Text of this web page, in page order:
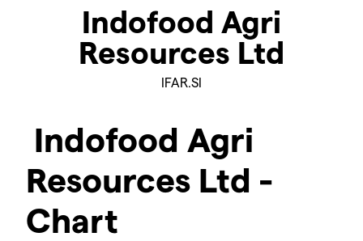
Indofood Agri
Resources Ltd
IFAR.SI
Indofood Agri
Resources Ltd -
Chart